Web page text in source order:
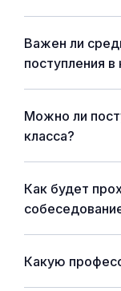
Важен ли
поступления
Можно ли
класса?
Как будет
Какую